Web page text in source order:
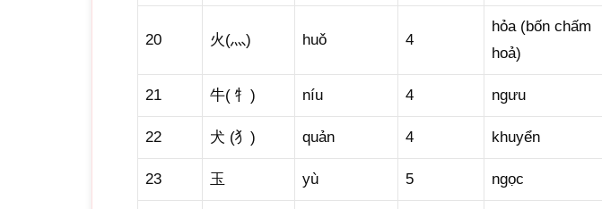
20 火(灬) huǒ 4
hỏa (bốn chấm
hoả)
21 牛( 牜) níu 4 ngưu
22 犬 (犭) quản 4 khuyển
23 玉 yù 5 ngọc